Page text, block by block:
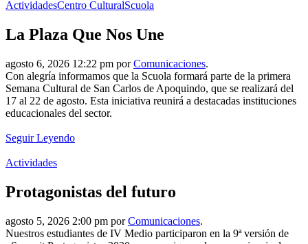
ActividadesCentro CulturalScuola
La Plaza Que Nos Une
agosto 6, 2026 12:22 pm porComunicaciones.
Con alegría informamos que la Scuola formará parte de la primera
Semana Cultural de San Carlos de Apoquindo, que se realizará del
17 al 22 de agosto. Esta iniciativa reunirá a destacadas instituciones
educacionales del sector.
Seguir Leyendo
Actividades
Protagonistas del futuro
agosto 5, 2026 2:00 pm porComunicaciones.
Nuestros estudiantes de IV Medio participaron en la 9ª versión de